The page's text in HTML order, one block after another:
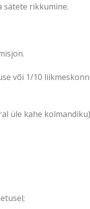
sätete rikkumine.
või 1/10
üle kahe